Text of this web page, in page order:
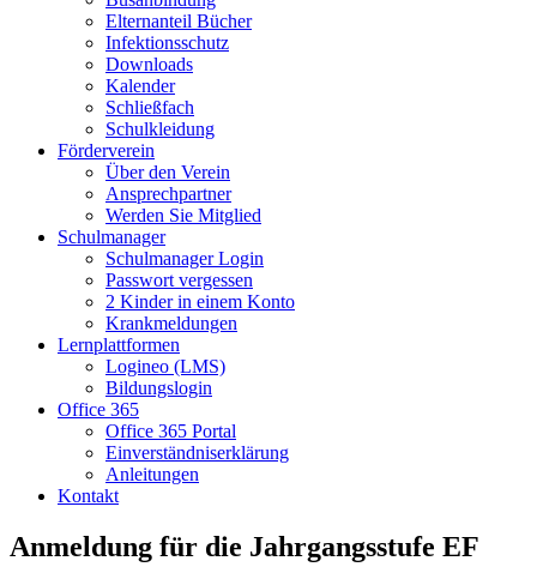
Elternanteil Bücher
Infektionsschutz
Downloads
Kalender
Schließfach
Schulkleidung
Förderverein
Über den Verein
Ansprechpartner
Werden Sie Mitglied
Schulmanager
Schulmanager Login
Passwort vergessen
2 Kinder in einem Konto
Krankmeldungen
Lernplattformen
Logineo (LMS)
Bildungslogin
Office 365
Office 365 Portal
Einverständniserklärung
Anleitungen
Kontakt
Anmeldung für die Jahrgangsstufe EF